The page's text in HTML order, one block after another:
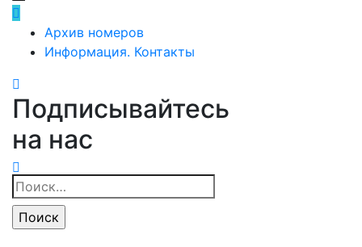
Архив номеров
Информация. Контакты
Подписывайтесь
на нас
Найти: